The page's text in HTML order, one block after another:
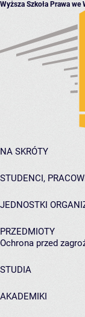
Wyższa Szkoła Prawa we
NA SKRÓTY
STUDENCI,
JEDNOSTKI
PRZEDMIOTY
Ochrona przed
STUDIA
AKADEMIKI